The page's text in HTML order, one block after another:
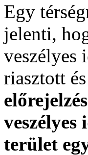
Egy
jelenti,
veszélyes
riasztott
veszélyes
terület